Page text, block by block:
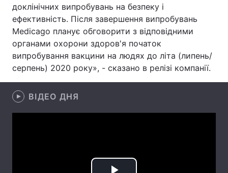
Екологія Регіони
Лонгріди
Відео з Youtube Статті
доклінічних випробувань на безпеку і
ефективність. Після завершення випробувань
Medicago планує обговорити з відповідними
органами охорони здоров'я початок
випробування вакцини на людях до літа (липень/
серпень) 2020 року», - сказано в релізі компанії.
ВІДЕО ДНЯ